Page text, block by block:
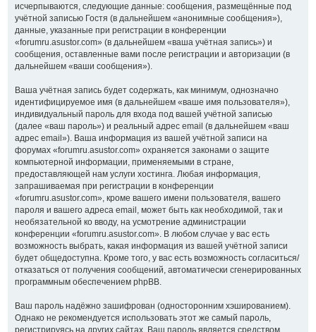
исчерпываются, следующие данные: сообщения, размещённые под
учётной записью Гостя (в дальнейшем «анонимные сообщения»),
данные, указанные при регистрации в конференции
«forumru.asustor.com» (в дальнейшем «ваша учётная запись») и
сообщения, оставленные вами после регистрации и авторизации (в
дальнейшем «ваши сообщения»).
Ваша учётная запись будет содержать, как минимум, однозначно
идентифицируемое имя (в дальнейшем «ваше имя пользователя»),
индивидуальный пароль для входа под вашей учётной записью
(далее «ваш пароль») и реальный адрес email (в дальнейшем «ваш
адрес email»). Ваша информация из вашей учётной записи на
форумах «forumru.asustor.com» охраняется законами о защите
компьютерной информации, применяемыми в стране,
предоставляющей нам услуги хостинга. Любая информация,
запрашиваемая при регистрации в конференции
«forumru.asustor.com», кроме вашего имени пользователя, вашего
пароля и вашего адреса email, может быть как необходимой, так и
необязательной ко вводу, на усмотрение администрации
конференции «forumru.asustor.com». В любом случае у вас есть
возможность выбрать, какая информация из вашей учётной записи
будет общедоступна. Кроме того, у вас есть возможность согласиться/
отказаться от получения сообщений, автоматически сгенерированных
программным обеспечением phpBB.
Ваш пароль надёжно зашифрован (односторонним хэшированием).
Однако не рекомендуется использовать этот же самый пароль,
регистрируясь на других сайтах. Ваш пароль является средством